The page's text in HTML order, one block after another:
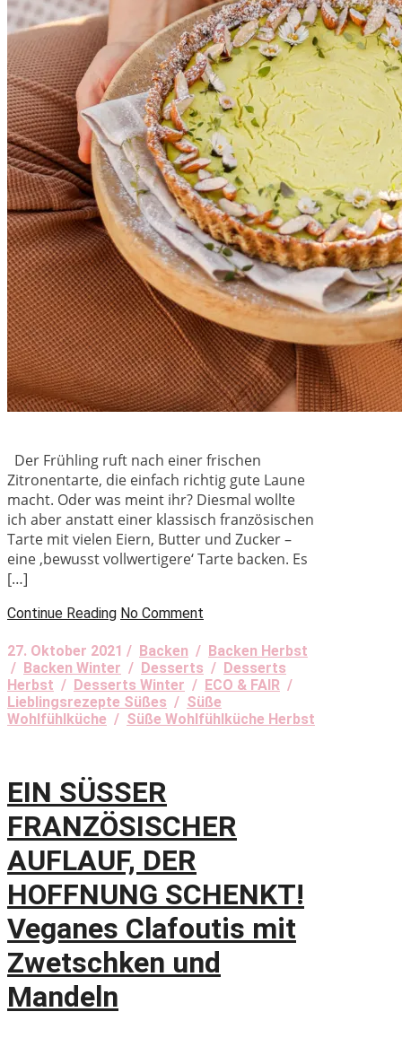
Der Frühling ruft nach einer frischen
Zitronentarte, die einfach richtig gute Laune
macht. Oder was meint ihr? Diesmal wollte
ich aber anstatt einer klassisch französischen
Tarte mit vielen Eiern, Butter und Zucker –
eine ‚bewusst vollwertigere‘ Tarte backen. Es
[…]
Continue Reading No Comment
27. Oktober 2021 / Backen / Backen Herbst
/ Backen Winter / Desserts / Desserts
Herbst / Desserts Winter / ECO & FAIR /
Lieblingsrezepte Süßes / Süße
Wohlfühlküche / Süße Wohlfühlküche Herbst
EIN SÜSSER
FRANZÖSISCHER
AUFLAUF, DER
HOFFNUNG SCHENKT!
Veganes Clafoutis mit
Zwetschken und
Mandeln